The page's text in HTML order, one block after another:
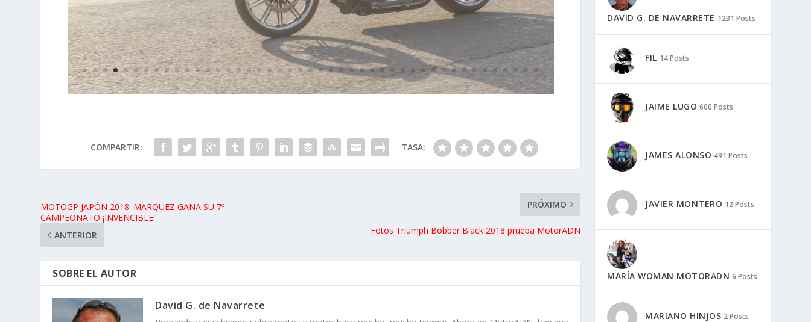
COMPARTIR: TASA:
MOTOGP JAPÓN 2018: MARQUEZ GANA SU 7º
CAMPEONATO ¡INVENCIBLE!
ANTERIOR
PRÓXIMO
Fotos Triumph Bobber Black 2018 prueba MotorADN
SOBRE EL AUTOR
David G. de Navarrete
DAVID G. DE NAVARRETE 1231 Posts
FIL 14 Posts
JAIME LUGO 600 Posts
JAMES ALONSO 491 Posts
JAVIER MONTERO 12 Posts
MARÍA WOMAN MOTORADN 6 Posts
MARIANO HINJOS 2 Posts